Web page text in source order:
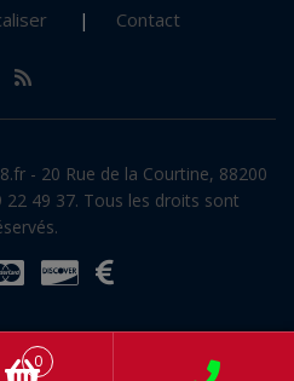
Contact
- 20 Rue de la Courtine, 88200
22 49 37. Tous les droits sont
0